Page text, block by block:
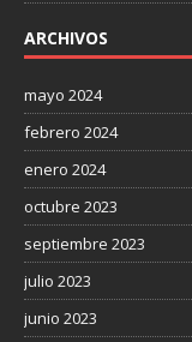
ARCHIVOS
mayo 2024
febrero 2024
enero 2024
octubre 2023
septiembre 2023
julio 2023
junio 2023